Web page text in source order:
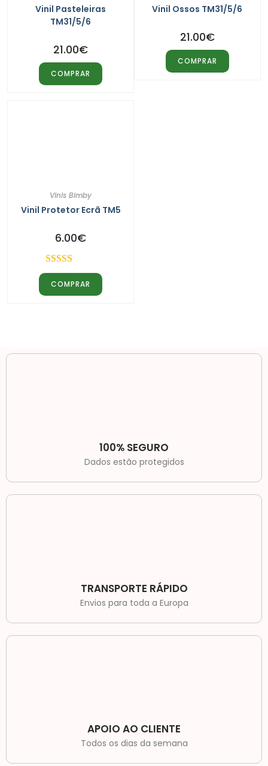
Vinil Pasteleiras
TM31/5/6
21.00€
COMPRAR
Vinil Ossos TM31/5/6
21.00€
COMPRAR
Vinis Bimby
Vinil Protetor Ecrã TM5
6.00€
Avaliação
5.00de 5
COMPRAR
100% SEGURO
Dados estão protegidos
TRANSPORTE RÁPIDO
Envios para toda a Europa
APOIO AO CLIENTE
Todos os dias da semana